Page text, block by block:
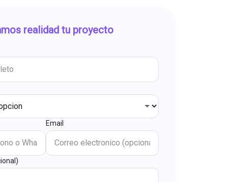
realidad tu proyecto
Email